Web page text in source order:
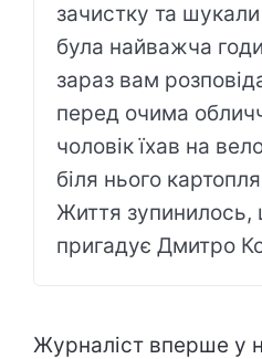
зачистку та
була найважча
зараз вам
перед очима
чоловік їхав на
біля нього
Життя
пригадує Дмитро
Журналіст вперше у